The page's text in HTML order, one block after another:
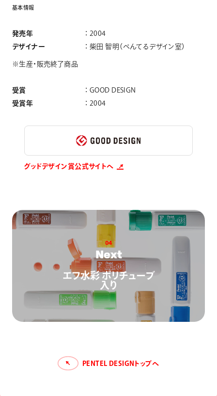
基本情報
発売年
2004
デザイナー
柴田 智明（ぺんてるデザイン室）
※生産・販売終了商品
受賞
GOOD DESIGN
受賞年
2004
グッドデザイン賞公式サイトへ
04
Next
エフ水彩 ポリチューブ
入り
PENTEL DESIGNトップへ